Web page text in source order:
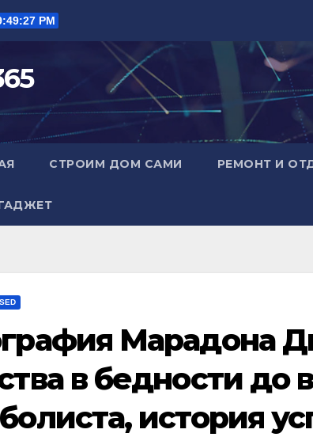
PM
СТРОИМ ДОМ САМИ РЕМОНТ И
Марадона
в бедности до
история